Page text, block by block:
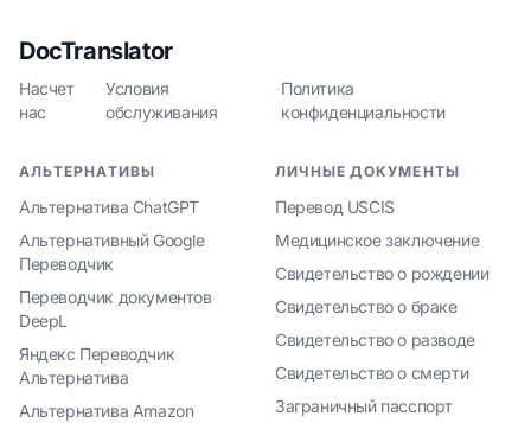
DocTranslator
Насчет
нас
·Условия
обслуживания
·Политика
конфиденциальности
АЛЬТЕРНАТИВЫ
Альтернатива ChatGPT
Альтернативный Google
Переводчик
Переводчик документов
DeepL
Яндекс Переводчик
Альтернатива
Альтернатива Amazon
ЛИЧНЫЕ ДОКУМЕНТЫ
Перевод USCIS
Медицинское заключение
Свидетельство о рождении
Свидетельство о браке
Свидетельство о разводе
Свидетельство о смерти
Заграничный пасспорт